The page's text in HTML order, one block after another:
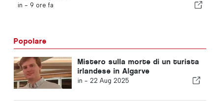
in - 9 ore fa
Popolare
Mistero sulla morte di un turista
irlandese in Algarve
in - 22 Aug 2025